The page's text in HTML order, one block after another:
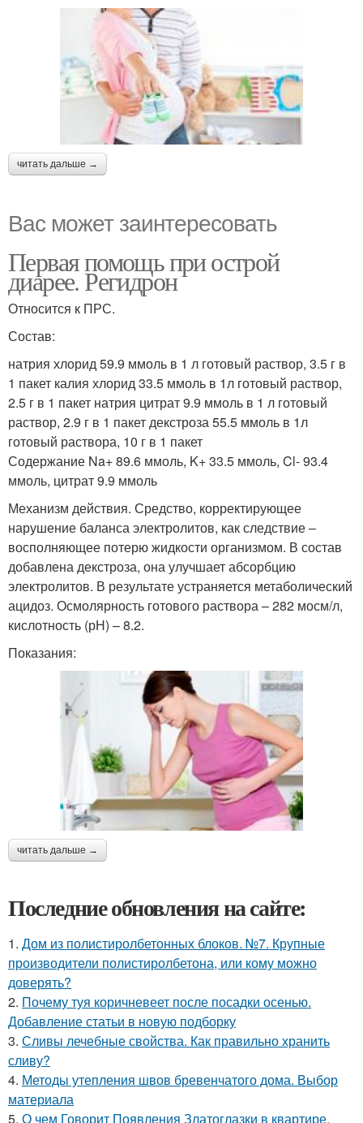
читать дальше →
Вас может заинтересовать
Первая помощь при острой
диарее. Регидрон
Относится к ПРС.
Состав:
натрия хлорид 59.9 ммоль в 1 л готовый раствор, 3.5 г в
1 пакет калия хлорид 33.5 ммоль в 1л готовый раствор,
2.5 г в 1 пакет натрия цитрат 9.9 ммоль в 1 л готовый
раствор, 2.9 г в 1 пакет декстроза 55.5 ммоль в 1л
готовый раствора, 10 г в 1 пакет
Содержание Na+ 89.6 ммоль, K+ 33.5 ммоль, Cl- 93.4
ммоль, цитрат 9.9 ммоль
Механизм действия. Средство, корректирующее
нарушение баланса электролитов, как следствие –
восполняющее потерю жидкости организмом. В состав
добавлена декстроза, она улучшает абсорбцию
электролитов. В результате устраняется метаболический
ацидоз. Осмолярность готового раствора – 282 мосм/л,
кислотность (рН) – 8.2.
Показания:
читать дальше →
Последние обновления на сайте:
1. Дом из полистиролбетонных блоков. №7. Крупные
производители полистиролбетона, или кому можно
доверять?
2. Почему туя коричневеет после посадки осенью.
Добавление статьи в новую подборку
3. Сливы лечебные свойства. Как правильно хранить
сливу?
4. Методы утепления швов бревенчатого дома. Выбор
материала
5. О чем Говорит Появления Златоглазки в квартире.